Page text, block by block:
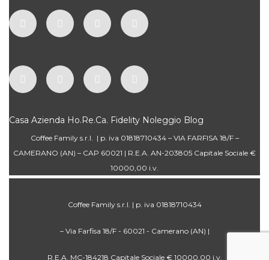
Casa Azienda Ho.Re.Ca. Fidelity Noleggio Blog
Coffee Family s.r.l. | p. iva 01818710434 – VIA FARFISA 18/F –
CAMERANO (AN) – CAP 60021 | R.E.A. AN-203805 Capitale Sociale €
10000,00 i.v.
Coffee Family s.r.l. | p. iva 01818710434
– Via Farfisa 18/F - 60021 - Camerano (AN) |
R.E.A. MC-184218 Capitale Sociale € 10000,00 i.v.